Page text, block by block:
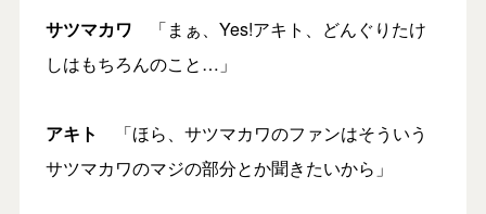
サツマカワ 「まぁ、Yes!アキト、どんぐりたけ
しはもちろんのこと…」
アキト
「ほら、サツマカワのファンはそういう
サツマカワのマジの部分とか聞きたいから」